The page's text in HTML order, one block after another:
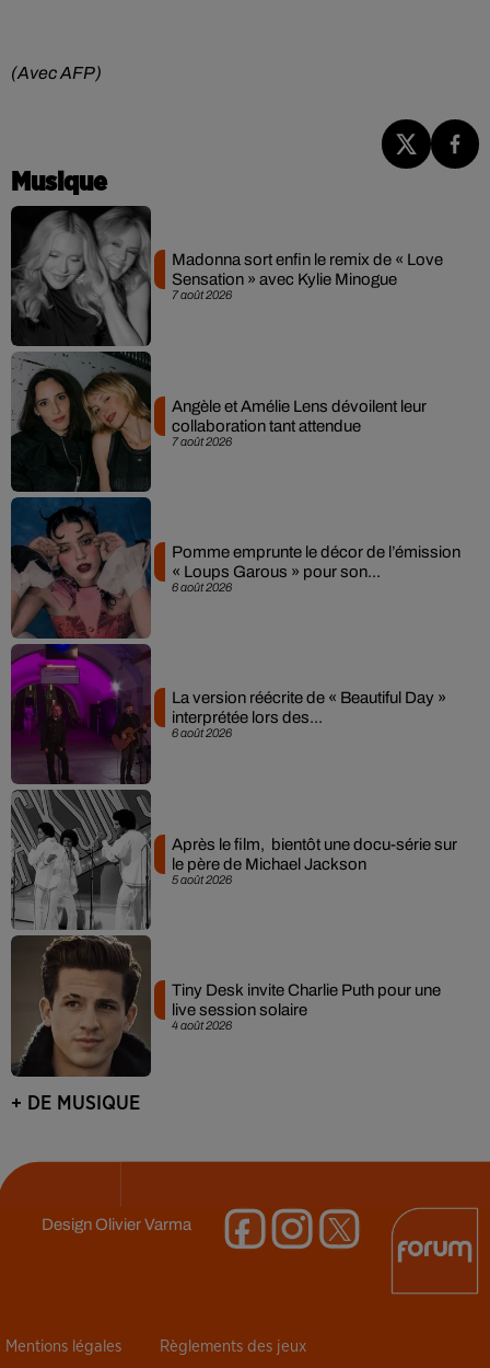
(Avec AFP)
Musique
7 août 2026
Madonna sort enfin le remix de « Love
Sensation » avec Kylie Minogue
7 août 2026
Angèle et Amélie Lens dévoilent leur
collaboration tant attendue
6 août 2026
Pomme emprunte le décor de l’émission
« Loups Garous » pour son...
6 août 2026
La version réécrite de « Beautiful Day »
interprétée lors des...
5 août 2026
Après le film, bientôt une docu-série sur
le père de Michael Jackson
4 août 2026
Tiny Desk invite Charlie Puth pour une
live session solaire
+ DE MUSIQUE
DesignOlivier Varma
Mentions légales Règlements des jeux